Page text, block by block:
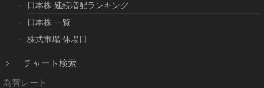
日本株 連続増配ランキング
日本株 一覧
株式市場 休場日
チャート検索
為替レート